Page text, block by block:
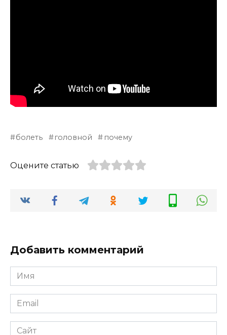
болеть головной почему
Оцените статью
Добавить комментарий
Имя
*
Email
*
Сайт